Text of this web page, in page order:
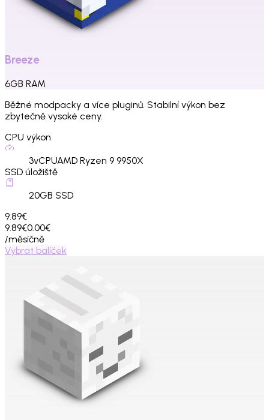
Breeze
6GB RAM
Běžné modpacky a více pluginů. Stabilní výkon bez
zbytečně vysoké ceny.
CPU výkon
3vCPUAMD Ryzen 9 9950X
SSD úložiště
20GB SSD
9.89€
9.89€0.00€
/měsíčně
Vybrat balíček